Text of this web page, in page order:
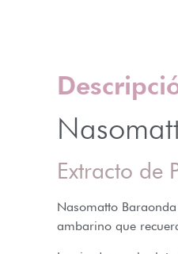
Extracto de
Nasomatto
ambarino que